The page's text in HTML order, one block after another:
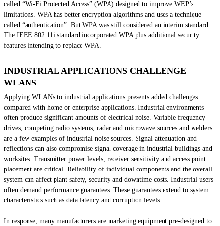
called “Wi-Fi Protected Access” (WPA) designed to improve WEP’s
limitations. WPA has better encryption algorithms and uses a technique
called “authentication”. But WPA was still considered an interim standard.
The IEEE 802.11i standard incorporated WPA plus additional security
features intending to replace WPA.
INDUSTRIAL APPLICATIONS CHALLENGE
WLANS
Applying WLANs to industrial applications presents added challenges
compared with home or enterprise applications. Industrial environments
often produce significant amounts of electrical noise. Variable frequency
drives, competing radio systems, radar and microwave sources and welders
are a few examples of industrial noise sources. Signal attenuation and
reflections can also compromise signal coverage in industrial buildings and
worksites. Transmitter power levels, receiver sensitivity and access point
placement are critical. Reliability of individual components and the overall
system can affect plant safety, security and downtime costs. Industrial users
often demand performance guarantees. These guarantees extend to system
characteristics such as data latency and corruption levels.
In response, many manufacturers are marketing equipment pre-designed to